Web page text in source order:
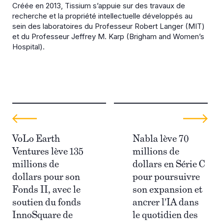
Créée en 2013, Tissium s’appuie sur des travaux de
recherche et la propriété intellectuelle développés au
sein des laboratoires du Professeur Robert Langer (MIT)
et du Professeur Jeffrey M. Karp (Brigham and Women’s
Hospital).
VoLo Earth
Ventures lève 135
millions de
dollars pour son
Fonds II, avec le
soutien du fonds
InnoSquare de
Nabla lève 70
millions de
dollars en Série C
pour poursuivre
son expansion et
ancrer l’IA dans
le quotidien des